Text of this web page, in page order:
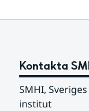
Kontakta
SMHI,
institut